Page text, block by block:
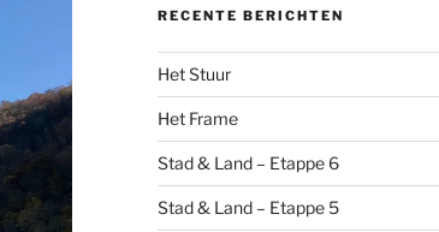
RECENTE BERICHTEN
Het Stuur
Het Frame
Stad & Land – Etappe 6
Stad & Land – Etappe 5